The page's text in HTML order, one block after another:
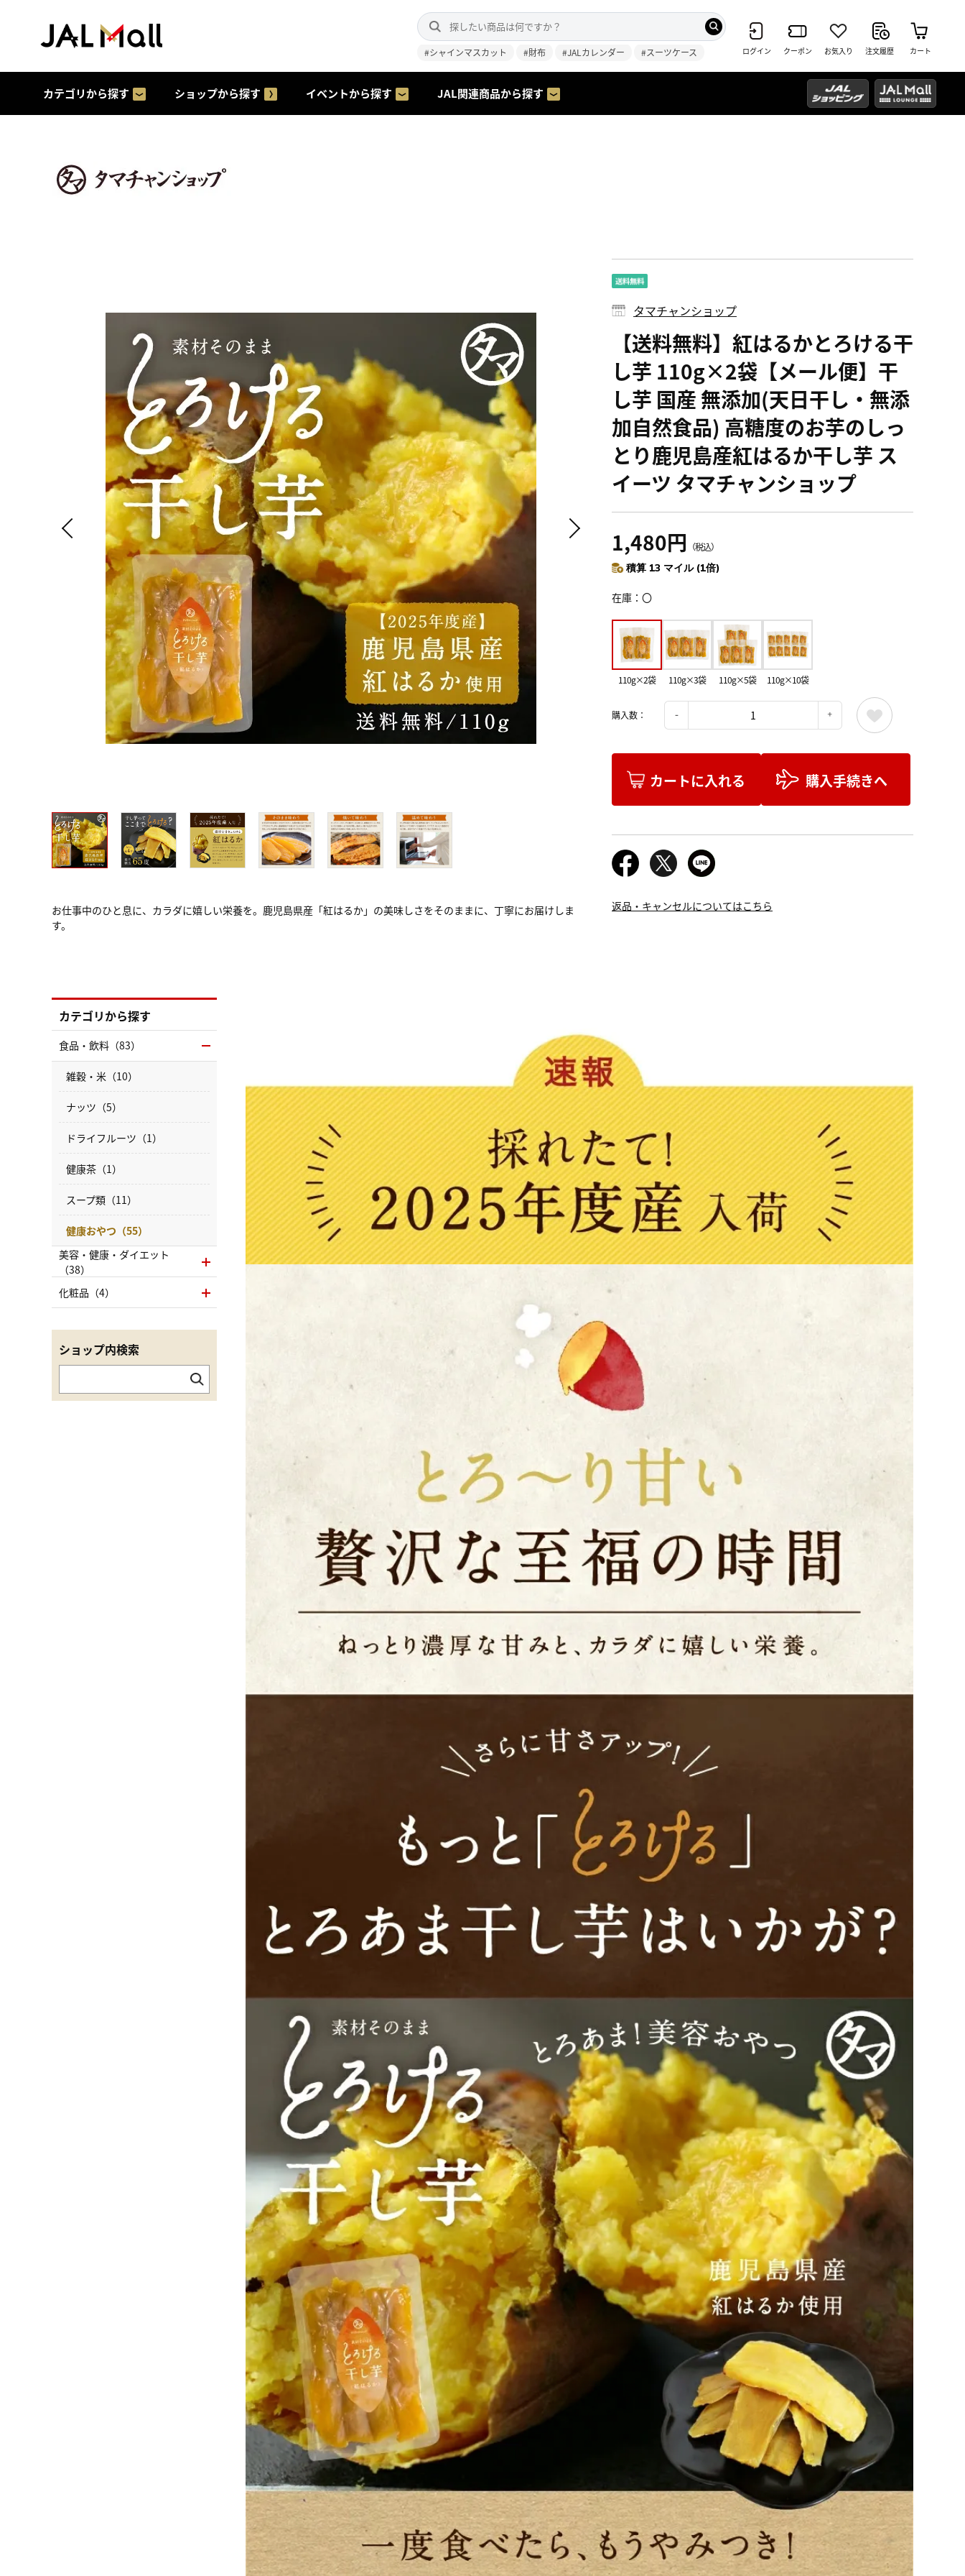
#シャインマスカット #財布 #JALカレンダー #スーツケース ログイン クーポン お気入り 注文履歴 カート
カテゴリから探す ショップから探す イベントから探す JAL関連商品から探す
お仕事中のひと息に、カラダに嬉しい栄養を。鹿児島県産「紅はるか」の美味しさをそのままに、丁寧にお届けしま
す。
タマチャンショップ
【送料無料】紅はるかとろける干
し芋 110g×2袋【メール便】干
し芋 国産 無添加(天日干し・無添
加自然食品) 高糖度のお芋のしっ
とり鹿児島産紅はるか干し芋 ス
イーツ タマチャンショップ
1,480円 （税込）
積算 13 マイル (1倍)
在庫 〇
110g×2袋 110g×3袋 110g×5袋 110g×10袋
購入数：
カートに入れる 購入手続きへ
返品・キャンセルについてはこちら
カテゴリから探す
食品・飲料（83）
雑穀・米（10）
ナッツ（5）
ドライフルーツ（1）
健康茶（1）
スープ類（11）
健康おやつ（55）
美容・健康・ダイエット
（38）
化粧品（4）
ショップ内検索